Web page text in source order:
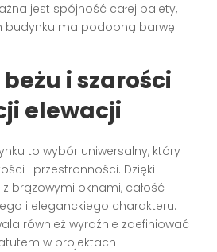
jest spójność całej palety,
budynku ma podobną barwę
i szarości
elewacji
to wybór uniwersalny, który
i przestronności. Dzięki
brązowymi oknami, całość
i eleganckiego charakteru.
również wyraźnie zdefiniować
w projektach